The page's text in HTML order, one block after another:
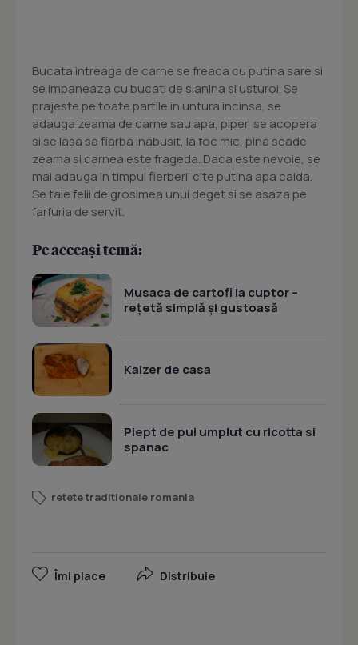
Bucata intreaga de carne se freaca cu putina sare si
se impaneaza cu bucati de slanina si usturoi. Se
prajeste pe toate partile in untura incinsa, se
adauga zeama de carne sau apa, piper, se acopera
si se lasa sa fiarba inabusit, la foc mic, pina scade
zeama si carnea este frageda. Daca este nevoie, se
mai adauga in timpul fierberii cite putina apa calda.
Se taie felii de grosimea unui deget si se asaza pe
farfuria de servit.
Pe aceeași temă:
Musaca de cartofi la cuptor –
rețetă simplă și gustoasă
Kaizer de casa
Piept de pui umplut cu ricotta si
spanac
retete traditionale romania
Îmi place Distribuie